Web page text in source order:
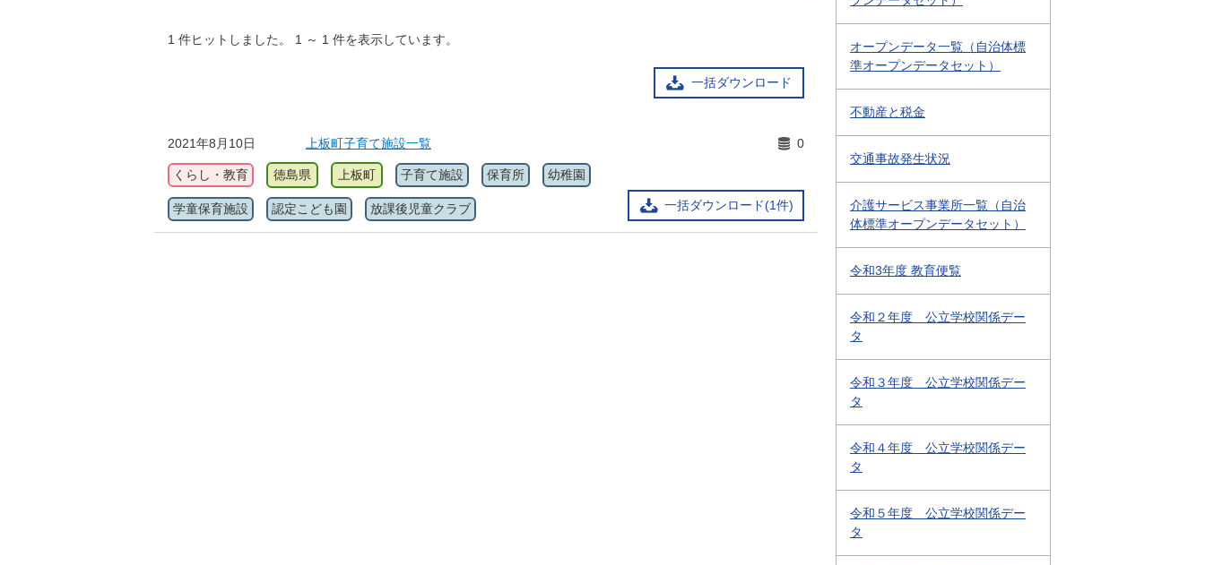
1 件ヒットしました。 1 ～ 1 件を表示しています。
一括ダウンロード
2021年8月10日 上板町子育て施設一覧
一括ダウンロード(1件)
0
くらし・教育 徳島県 上板町 子育て施設 保育所 幼稚園
学童保育施設 認定こども園 放課後児童クラブ
オープンデータ一覧（自治体標
準オープンデータセット）
不動産と税金
交通事故発生状況
介護サービス事業所一覧（自治
体標準オープンデータセット）
令和3年度 教育便覧
令和２年度 公立学校関係デー
タ
令和３年度 公立学校関係デー
タ
令和４年度 公立学校関係デー
タ
令和５年度 公立学校関係デー
タ